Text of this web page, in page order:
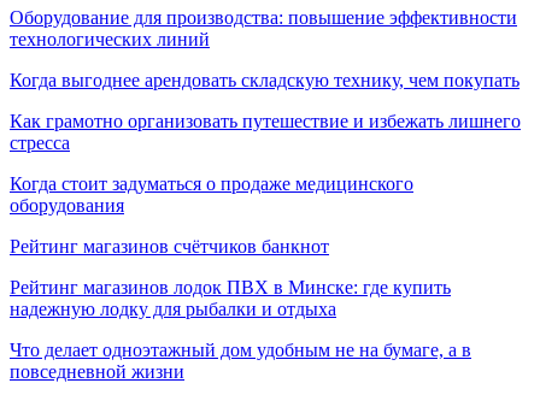
Оборудование для производства: повышение эффективности
технологических линий
Когда выгоднее арендовать складскую технику, чем покупать
Как грамотно организовать путешествие и избежать лишнего
стресса
Когда стоит задуматься о продаже медицинского
оборудования
Рейтинг магазинов счётчиков банкнот
Рейтинг магазинов лодок ПВХ в Минске: где купить
надежную лодку для рыбалки и отдыха
Что делает одноэтажный дом удобным не на бумаге, а в
повседневной жизни